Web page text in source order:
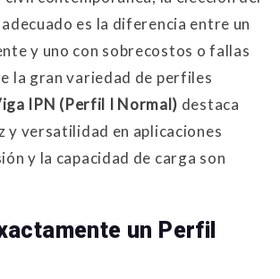
es la diferencia entre un
y uno con sobrecostos o fallas
la gran variedad de perfiles
IPN (Perfil I Normal) destaca
y versatilidad en aplicaciones
y la capacidad de carga son
un Perfil